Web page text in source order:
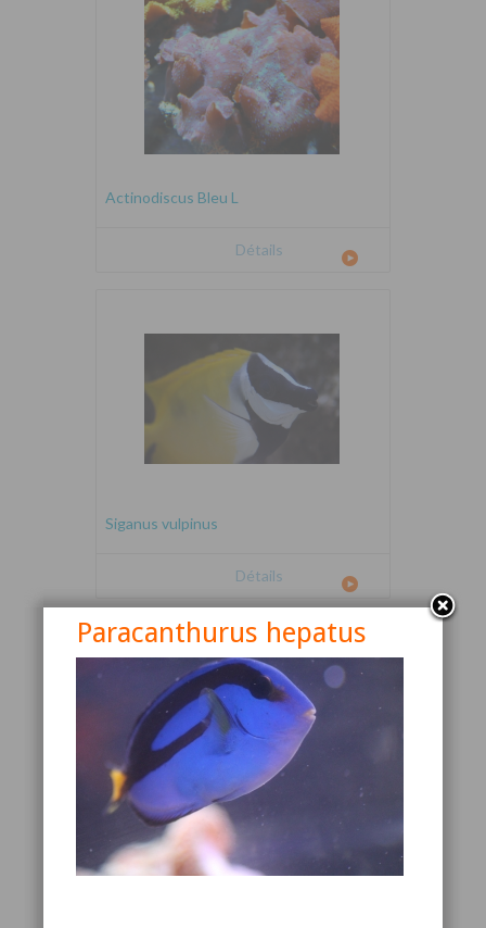
Actinodiscus Bleu L
Détails
Siganus vulpinus
Détails
Canthigaster valentini
Paracanthurus hepatus